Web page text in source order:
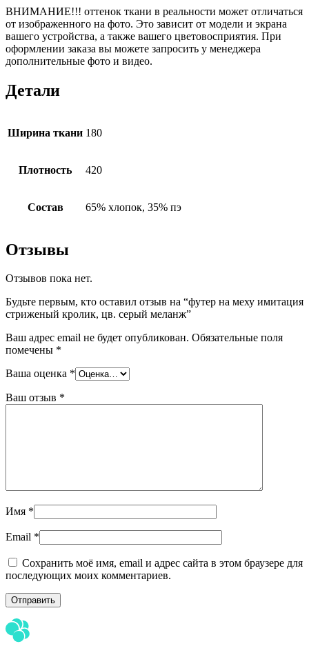
ВНИМАНИЕ!!! оттенок ткани в реальности может отличаться
от изображенного на фото. Это зависит от модели и экрана
вашего устройства, а также вашего цветовосприятия. При
оформлении заказа вы можете запросить у менеджера
дополнительные фото и видео.
Детали
Ширина ткани 180
Плотность 420
Состав 65% хлопок, 35% пэ
Отзывы
Отзывов пока нет.
Будьте первым, кто оставил отзыв на “футер на меху имитация
стриженый кролик, цв. серый меланж”
Ваш адрес email не будет опубликован. Обязательные поля
помечены *
Ваша оценка *
Ваш отзыв *
Имя *
Email *
Сохранить моё имя, email и адрес сайта в этом браузере для
последующих моих комментариев.